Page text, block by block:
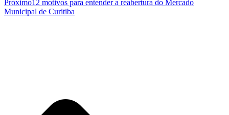
Próximo12 motivos para entender a reabertura do Mercado
Municipal de Curitiba